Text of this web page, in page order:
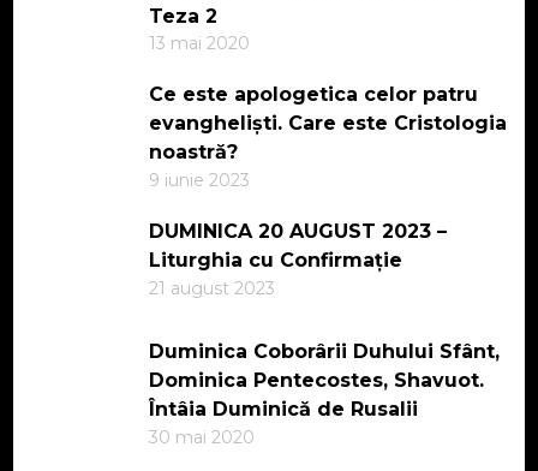
Teza 2
13 mai 2020
Ce este apologetica celor patru
evangheliști. Care este Cristologia
noastră?
9 iunie 2023
DUMINICA 20 AUGUST 2023 –
Liturghia cu Confirmație
21 august 2023
Duminica Coborârii Duhului Sfânt,
Dominica Pentecostes, Shavuot.
Întâia Duminică de Rusalii
30 mai 2020